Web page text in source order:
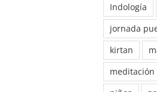
Indología
jornada
kirtan
meditación